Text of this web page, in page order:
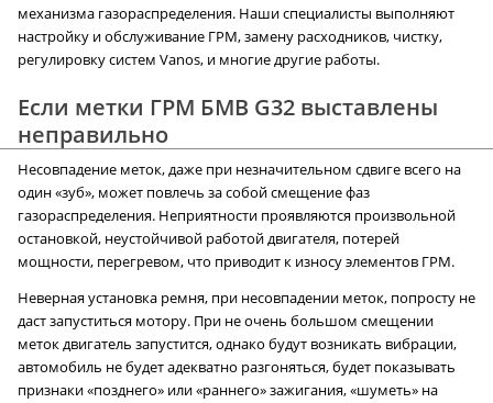
механизма газораспределения. Наши специалисты выполняют
настройку и обслуживание ГРМ, замену расходников, чистку,
регулировку систем Vanos, и многие другие работы.
Если метки ГРМ БМВ G32 выставлены
неправильно
Несовпадение меток, даже при незначительном сдвиге всего на
один «зуб», может повлечь за собой смещение фаз
газораспределения. Неприятности проявляются произвольной
остановкой, неустойчивой работой двигателя, потерей
мощности, перегревом, что приводит к износу элементов ГРМ.
Неверная установка ремня, при несовпадении меток, попросту не
даст запуститься мотору. При не очень большом смещении
меток двигатель запустится, однако будут возникать вибрации,
автомобиль не будет адекватно разгоняться, будет показывать
признаки «позднего» или «раннего» зажигания, «шуметь» на